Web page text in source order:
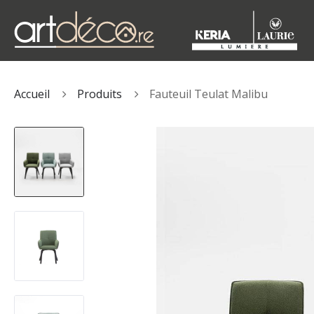
Accueil Produits Fauteuil Teulat Malibu